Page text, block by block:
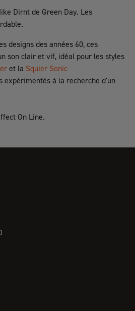
Dirnt de Green Day. Les
designs des années 60, ces
son clair et vif, idéal pour les styles
et la Squier Sonic
expérimentés à la recherche d'un
On Line.